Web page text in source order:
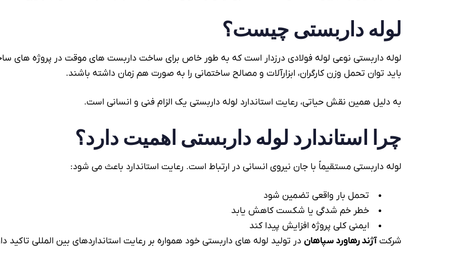
لوله داربستی چیست؟
لوله داربستی نوعی لوله فولادی درزدار است که به طور خاص برای ساخت داربست های موقت در پروژه های
باید توان تحمل وزن کارگران، ابزارآلات و مصالح ساختمانی را به صورت هم زمان داشته باشند.
به دلیل همین نقش حیاتی، رعایت استاندارد لوله داربستی یک الزام فنی و انسانی است.
چرا استاندارد لوله داربستی اهمیت دارد؟
لوله داربستی مستقیماً با جان نیروی انسانی در ارتباط است. رعایت استاندارد باعث می شود:
تحمل بار واقعی تضمین شود
خطر خم شدگی یا شکست کاهش یابد
ایمنی کلی پروژه افزایش پیدا کند
شرکتآژند رهاورد سپاهان در تولید لوله های داربستی خود همواره بر رعایت استانداردهای بین المللی تاکید